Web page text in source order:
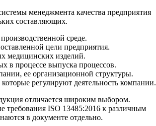
менеджмента качества предприятия
составляющих.
среде.
цели предприятия.
медицинских изделий.
в процессе выпуска процессов.
ее организационной структуры.
регулируют деятельность компании.
отличается широким выбором.
требования ISO 13485:2016 к различным
в документе отдельно.